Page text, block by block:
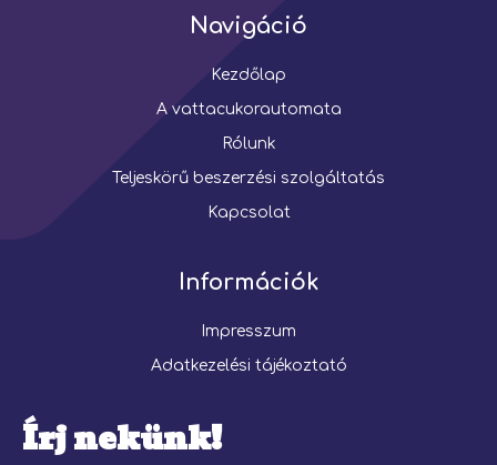
Navigáció
Kezdőlap
A vattacukorautomata
Rólunk
Teljeskörű beszerzési szolgáltatás
Kapcsolat
Információk
Impresszum
Adatkezelési tájékoztató
Írj nekünk!